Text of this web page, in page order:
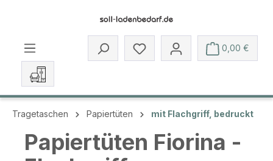
Du hast 0 Produkte auf dem
0,00 €
Tragetaschen Papiertüten mit Flachgriff, bedruckt
Papiertüten Fiorina -